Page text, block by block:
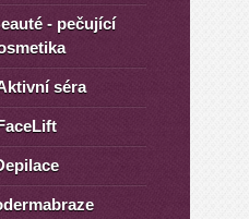
- pečující
séra